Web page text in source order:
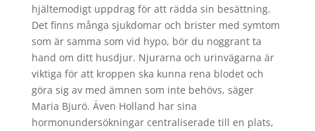
hjältemodigt uppdrag för att rädda sin besättning.
Det finns många sjukdomar och brister med symtom
som är samma som vid hypo, bör du noggrant ta
hand om ditt husdjur. Njurarna och urinvägarna är
viktiga för att kroppen ska kunna rena blodet och
göra sig av med ämnen som inte behövs, säger
Maria Bjurö. Även Holland har sina
hormonundersökningar centraliserade till en plats,